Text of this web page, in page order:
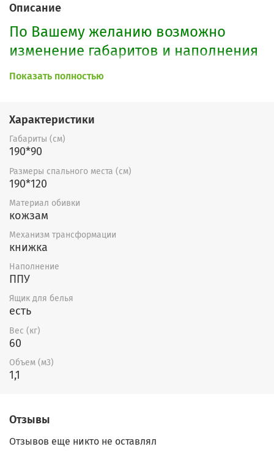
Описание
По Вашему желанию возможно
изменение габаритов и наполнения
дивана. Также можно изготовить
Показать полностью
Характеристики
Габариты (см)
190*90
Размеры спального места (см)
190*120
Материал обивки
кожзам
Механизм трансформации
книжка
Наполнение
ППУ
Ящик для белья
есть
Вес (кг)
60
Объем (м3)
1,1
Отзывы
Отзывов еще никто не оставлял